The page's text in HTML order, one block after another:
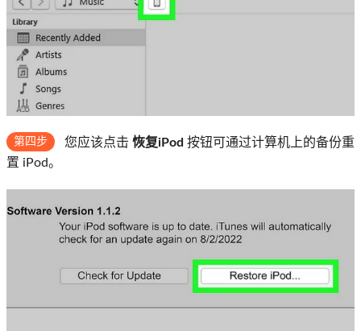
第四步 您应该点击 恢复iPod 按钮可通过计算机上的备份重
置 iPod。